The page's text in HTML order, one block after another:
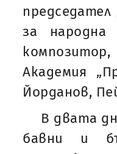
за народна
Академия
Йорданов,
В двата
бавни и